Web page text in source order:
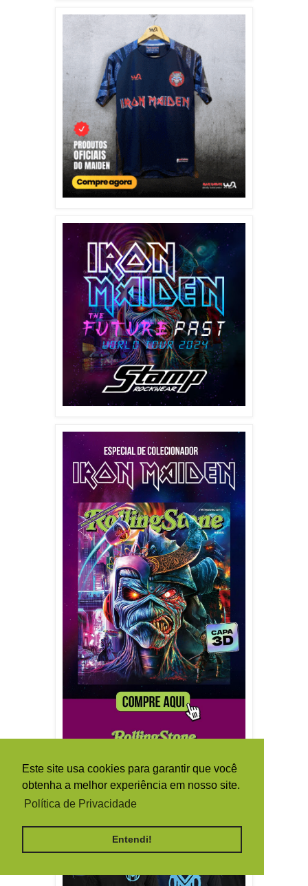
Este site usa cookies para garantir que você
obtenha a melhor experiência em nosso site.
Política de Privacidade
Entendi!